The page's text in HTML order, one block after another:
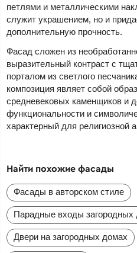
петлями и металлическими
служит украшением, но и
дополнительную прочность.
Фасад сложен из
выразительный контраст с
порталом из светлого
композиция являет собой
средневековых каменщиков и
функциональности и
характерный для религиозной
Найти похожие фасады
Фасады в авторском стиле
Парадные входы загородных
Двери на загородных домах